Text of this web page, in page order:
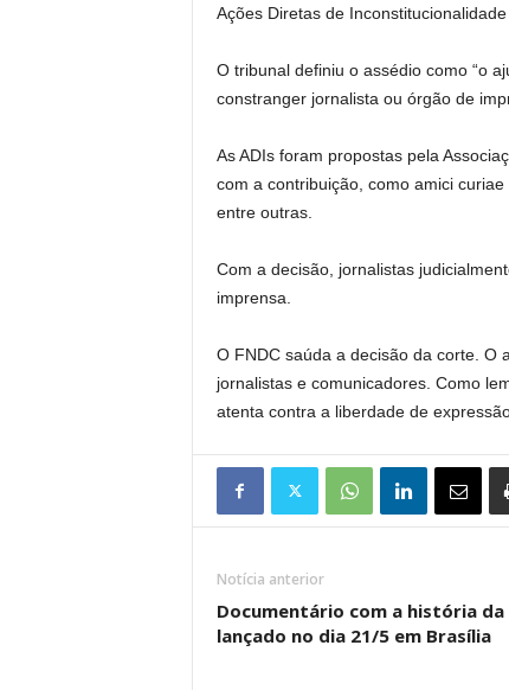
Ações Diretas de
O tribunal definiu o assédio como “o
constranger jornalista ou órgão de
As ADIs foram propostas pela
com a contribuição, como amici
entre outras.
Com a decisão, jornalistas
imprensa.
O FNDC saúda a decisão da corte. O
jornalistas e comunicadores. Como
atenta contra a liberdade de
Notícia anterior
Documentário com a história da
lançado no dia 21/5 em Brasília